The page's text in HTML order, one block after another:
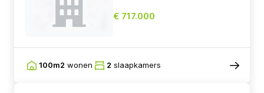
€ 717.000
100m2 wonen 2 slaapkamers